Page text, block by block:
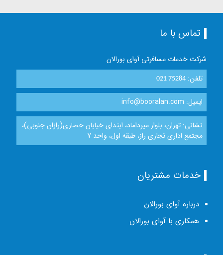
تماس با ما
شرکت خدمات مسافرتی آوای بورالان
تلفن:021 75284
ایمیل: info@booralan.com
نشانی: تهران، بلوار میرداماد، ابتدای خیابان حصاری(رازان جنوبی)،
مجتمع اداری تجاری راز، طبقه اول، واحد 7
خدمات مشتریان
درباره آوای بورالان
همکاری با آوای بورالان